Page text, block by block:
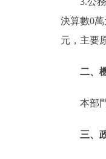
決算數0
元，主要
二、
本部
三、